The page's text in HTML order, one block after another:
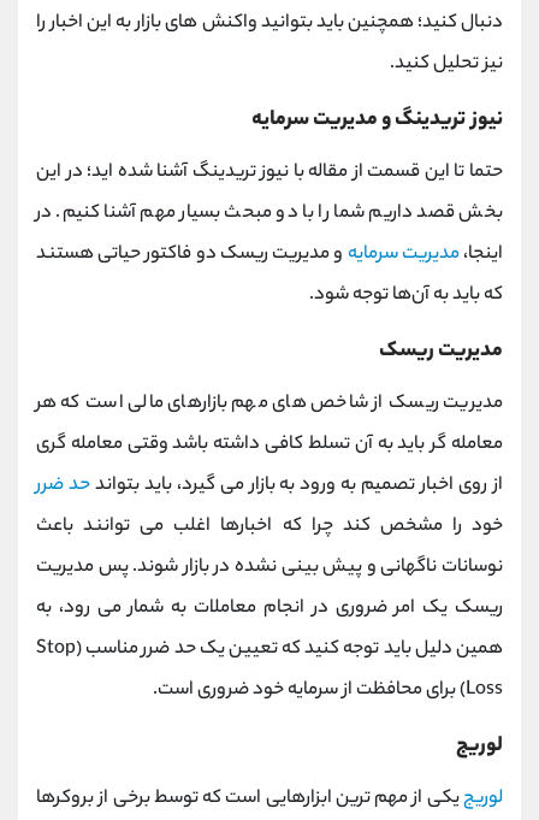
دنبال کنید؛ همچنین باید بتوانید واکنش ‌های بازار به این اخبار را
نیز تحلیل کنید.
نیوز تریدینگ و مدیریت سرمایه
حتما تا این قسمت از مقاله با نیوز تریدینگ آشنا شده اید؛ در این
بخش قصد داریم شما را با دو مبحث بسیار مهم آشنا کنیم. در
اینجا،مدیریت سرمایه و مدیریت ریسک دو فاکتور حیاتی هستند
که باید به آن‌ها توجه شود.
مدیریت ریسک
مدیریت ریسک از شاخص های مهم بازارهای مالی است که هر
معامله گر باید به آن تسلط کافی داشته باشد وقتی معامله‌ گری
از روی اخبار تصمیم به ورود به بازار می ‌گیرد، باید بتواندحد ضرر
خود را مشخص کند چرا که اخبارها اغلب می ‌توانند باعث
نوسانات ناگهانی و پیش ‌بینی نشده در بازار شوند. پس مدیریت
ریسک یک امر ضروری در انجام معاملات به شمار می رود، به
همین دلیل باید توجه کنید که تعیین یک حد ضرر مناسب (Stop
Loss) برای محافظت از سرمایه خود ضروری است.
لوریج
لوریجیکی از مهم ترین ابزارهایی است که توسط برخی از بروکرها